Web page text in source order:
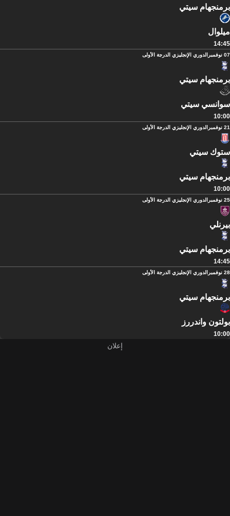
برمنجهام سيتي
ميلوال
14:45
07 نوفمبر الدوري الإنجليزي الدرجة الأولى
برمنجهام سيتي
سوانسي سيتي
10:00
21 نوفمبر الدوري الإنجليزي الدرجة الأولى
ستوك سيتي
برمنجهام سيتي
10:00
25 نوفمبر الدوري الإنجليزي الدرجة الأولى
بيرنلي
برمنجهام سيتي
14:45
28 نوفمبر الدوري الإنجليزي الدرجة الأولى
برمنجهام سيتي
بولتون واندررز
10:00